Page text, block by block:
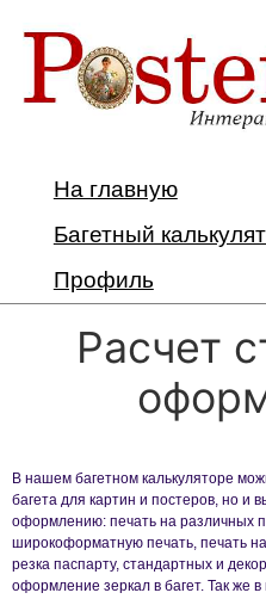
На главную
Багетный
Профиль
Расчет
В нашем багетном калькуляторе
багета для картин и постеров, но и
оформлению: печать на различных
широкоформатную печать, печать
резка паспарту, стандартных и
оформление зеркал в багет. Так же